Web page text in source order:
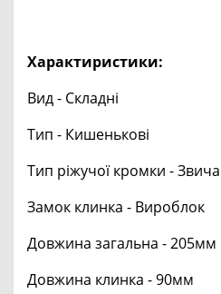
Характиристики:
Вид - Складні
Тип - Кишенькові
Тип ріжучої кромки -
Замок клинка - Вироблок
Довжина загальна - 205мм
Довжина клинка - 90мм